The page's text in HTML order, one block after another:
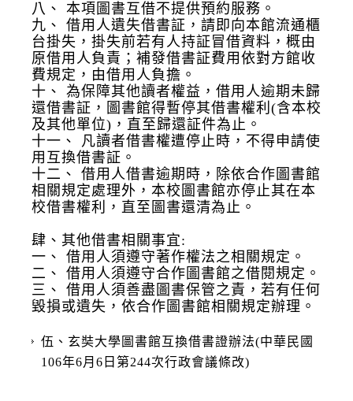
八、
本項圖書互借不提供預約服務。
九、
借用人遺失借書証，請即向本館流通櫃
台掛失，掛失前若有人持証冒借資料，概由
原借用人負責；補發借書証費用依對方館收
費規定，由借用人負擔。
十、
為保障其他讀者權益，借用人逾期未歸
還借書証，圖書館得暫停其借書權利(含本校
及其他單位)，直至歸還証件為止。
十一、
凡讀者借書權遭停止時，不得申請使
用互換借書証。
十二、
借用人借書逾期時，除依合作圖書館
相關規定處理外，本校圖書館亦停止其在本
校借書權利，直至圖書還清為止。
肆、其他借書相關事宜:
一、
借用人須遵守著作權法之相關規定。
二、
借用人須遵守合作圖書館之借閱規定。
三、
借用人須善盡圖書保管之責，若有任何
毀損或遺失，依合作圖書館相關規定辦理。
伍、玄奘大學圖書館互換借書證辦法(中華民國
106年6月6日第244次行政會議條改)